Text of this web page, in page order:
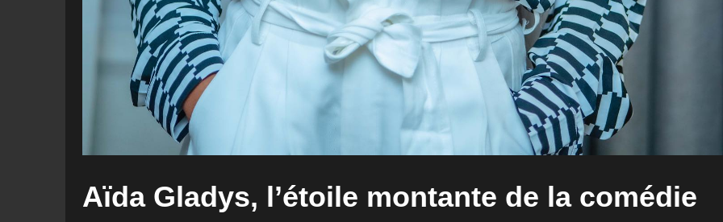
Aïda Gladys, l’étoile montante de la comédie